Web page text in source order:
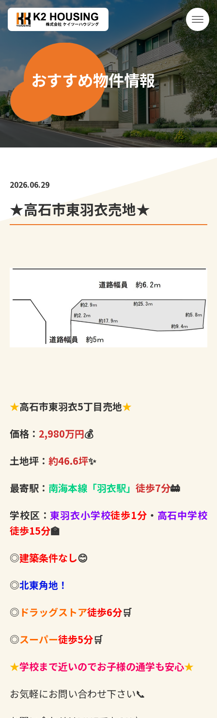
おすすめ物件情報
2026.06.29
★高石市東羽衣売地★
★高石市東羽衣5丁目売地★
価格： 2,980万円💰
土地坪： 約46.6坪✨
最寄駅： 南海本線「羽衣駅」 徒歩7分🚋
学校区：東羽衣小学校徒歩1分 ・ 高石中学校
徒歩15分🏫
◎建築条件なし😊
◎北東角地！
◎ ドラッグストア徒歩6分🛒
◎スーパー徒歩5分🛒
★学校まで近いのでお子様の通学も安心★
お気軽にお問い合わせ下さい📞